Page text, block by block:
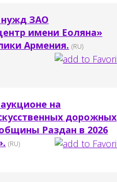
нужд ЗАО
имени Eоляна»
Армения. (RU)
на
дорожных
Раздан в 2026
(RU)